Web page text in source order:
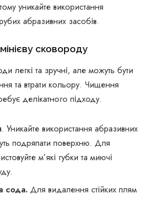
уникайте використання
абразивних засобів.
сковороду
легкі та зручні, але можуть бути
та втрати кольору. Чищення
делікатного підходу.
. Уникайте використання абразивних
подряпати поверхню. Для
м’які губки та миючі
сода. Для видалення стійких плям